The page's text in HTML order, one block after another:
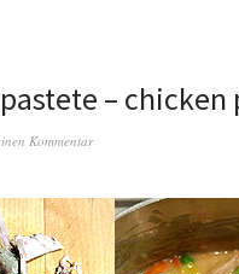
– chicken
Kommentar